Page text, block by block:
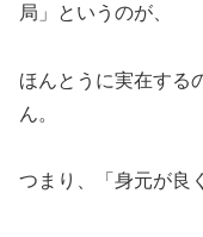
局」というのが、
ほんとうに実在する
ん。
つまり、「身元が良